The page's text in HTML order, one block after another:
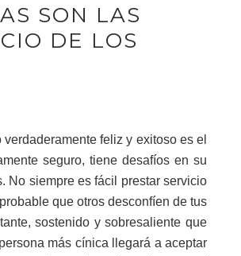
SON LAS
DE LOS
feliz y exitoso es el
seguro, tiene desafíos en su
No siempre es fácil prestar servicio
que otros desconfíen de tus
sostenido y sobresaliente que
más cínica llegará a aceptar